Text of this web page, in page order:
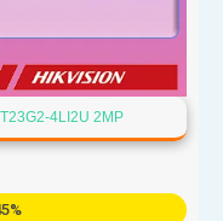
4LI2U 2MP